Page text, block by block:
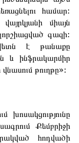
համար:
միայն
գազի:
է թանաքը
և ինֆրակարմիր
թուղթը»:
խոսակցությունը
Քեմբրիջի
հոդվածի